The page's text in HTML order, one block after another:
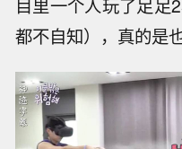
目里一个人玩了足足
都不自知），真的是